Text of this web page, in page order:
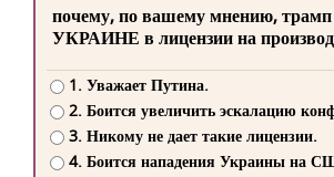
почему, по вашему мнению, трамп
УКРАИНЕ в лицензии на
1. Уважает Путина.
2. Боится увеличить эскалацию
3. Никому не дает такие лицензии.
4. Боится нападения Украины на